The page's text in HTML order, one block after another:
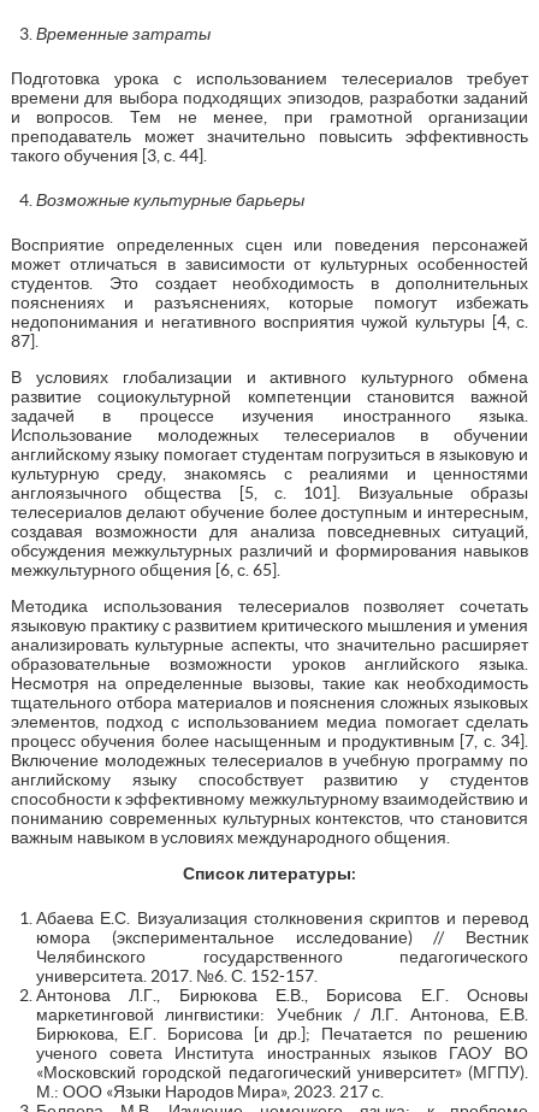
Временные затраты
Подготовка урока с использованием телесериалов требует
времени для выбора подходящих эпизодов, разработки заданий
и вопросов. Тем не менее, при грамотной организации
преподаватель может значительно повысить эффективность
такого обучения [3, с. 44].
Возможные культурные барьеры
Восприятие определенных сцен или поведения персонажей
может отличаться в зависимости от культурных особенностей
студентов. Это создает необходимость в дополнительных
пояснениях и разъяснениях, которые помогут избежать
недопонимания и негативного восприятия чужой культуры [4, с.
87].
В условиях глобализации и активного культурного обмена
развитие социокультурной компетенции становится важной
задачей в процессе изучения иностранного языка.
Использование молодежных телесериалов в обучении
английскому языку помогает студентам погрузиться в языковую и
культурную среду, знакомясь с реалиями и ценностями
англоязычного общества [5, с. 101]. Визуальные образы
телесериалов делают обучение более доступным и интересным,
создавая возможности для анализа повседневных ситуаций,
обсуждения межкультурных различий и формирования навыков
межкультурного общения [6, с. 65].
Методика использования телесериалов позволяет сочетать
языковую практику с развитием критического мышления и умения
анализировать культурные аспекты, что значительно расширяет
образовательные возможности уроков английского языка.
Несмотря на определенные вызовы, такие как необходимость
тщательного отбора материалов и пояснения сложных языковых
элементов, подход с использованием медиа помогает сделать
процесс обучения более насыщенным и продуктивным [7, с. 34].
Включение молодежных телесериалов в учебную программу по
английскому языку способствует развитию у студентов
способности к эффективному межкультурному взаимодействию и
пониманию современных культурных контекстов, что становится
важным навыком в условиях международного общения.
Список литературы:
Абаева Е.С. Визуализация столкновения скриптов и перевод
юмора (экспериментальное исследование) // Вестник
Челябинского государственного педагогического
университета. 2017. №6. С. 152-157.
Антонова Л.Г., Бирюкова Е.В., Борисова Е.Г. Основы
маркетинговой лингвистики: Учебник / Л.Г. Антонова, Е.В.
Бирюкова, Е.Г. Борисова [и др.]; Печатается по решению
ученого совета Института иностранных языков ГАОУ ВО
«Московский городской педагогический университет» (МГПУ).
М.: ООО «Языки Народов Мира», 2023. 217 с.